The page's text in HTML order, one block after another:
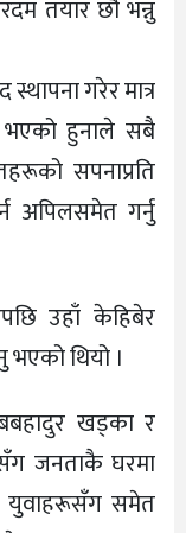
तयार छौ भन्नु
गरेर मात्र
भएको हुनाले सबै
सपनाप्रति
अपिलसमेत गर्नु
उहाँ केहिबेर
थियो ।
खड्का र
जनताकै घरमा
युवाहरूसँग समेत